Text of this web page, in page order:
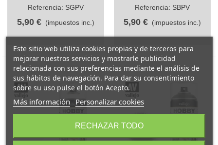
Referencia: SGPV
5,90 € (impuestos inc.)
Referencia: SBPV
5,90 € (impuestos inc.)
Este sitio web utiliza cookies propias y de terceros para
mejorar nuestros servicios y mostrarle publicidad
relacionada con sus preferencias mediante el análisis de
sus hábitos de navegación. Para dar su consentimiento
sobre su uso pulse el botón Acepto.
Más información Personalizar cookies
RECHAZAR TODO